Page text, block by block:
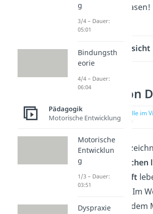
Sozialisationsphasen!
Inhaltsübersicht
Sozialisation
zur Stelle im
(00:21)
Sozialisation
durch den
einerGesellschaft
verhalten sollen. Im
die Sozialisation dem
g
3/4 – Dauer:
05:01
Bindungsth
eorie
4/4 – Dauer:
06:04
Pädagogik
Motorische Entwicklung
Motorische
Entwicklun
g
1/3 – Dauer:
03:51
Dyspraxie